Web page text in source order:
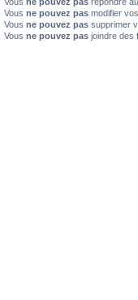
Vous ne pouvez pas modifier
Vous ne pouvez pas supprimer
Vous ne pouvez pas joindre des